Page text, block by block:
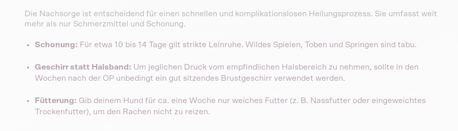
Die Nachsorge ist entscheidend für einen schnellen und komplikationslosen Heilungsprozess. Sie umfasst weit
mehr als nur Schmerzmittel und Schonung.
Schonung: Für etwa 10 bis 14 Tage gilt strikte Leinruhe. Wildes Spielen, Toben und Springen sind tabu.
Geschirr statt Halsband: Um jeglichen Druck vom empfindlichen Halsbereich zu nehmen, sollte in den
Wochen nach der OP unbedingt ein gut sitzendes Brustgeschirr verwendet werden.
Fütterung: Gib deinem Hund für ca. eine Woche nur weiches Futter (z. B. Nassfutter oder eingeweichtes
Trockenfutter), um den Rachen nicht zu reizen.